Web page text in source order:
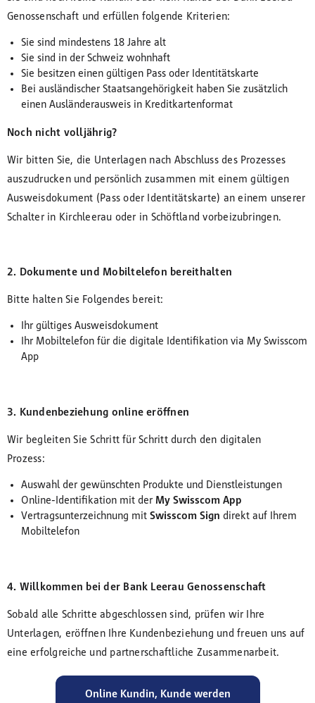
Genossenschaft und erfüllen folgende Kriterien:
Sie sind mindestens 18 Jahre alt
Sie sind in der Schweiz wohnhaft
Sie besitzen einen gültigen Pass oder Identitätskarte
Bei ausländischer Staatsangehörigkeit haben Sie zusätzlich
einen Ausländerausweis in Kreditkartenformat
Noch nicht volljährig?
Wir bitten Sie, die Unterlagen nach Abschluss des Prozesses
auszudrucken und persönlich zusammen mit einem gültigen
Ausweisdokument (Pass oder Identitätskarte) an einem unserer
Schalter in Kirchleerau oder in Schöftland vorbeizubringen.
2. Dokumente und Mobiltelefon bereithalten
Bitte halten Sie Folgendes bereit:
Ihr gültiges Ausweisdokument
Ihr Mobiltelefon für die digitale Identifikation via My Swisscom
App
3. Kundenbeziehung online eröffnen
Wir begleiten Sie Schritt für Schritt durch den digitalen
Prozess:
Auswahl der gewünschten Produkte und Dienstleistungen
Online-Identifikation mit der My Swisscom App
Vertragsunterzeichnung mit Swisscom Sign direkt auf Ihrem
Mobiltelefon
4. Willkommen bei der Bank Leerau Genossenschaft
Sobald alle Schritte abgeschlossen sind, prüfen wir Ihre
Unterlagen, eröffnen Ihre Kundenbeziehung und freuen uns auf
eine erfolgreiche und partnerschaftliche Zusammenarbeit.
Online Kundin, Kunde werden